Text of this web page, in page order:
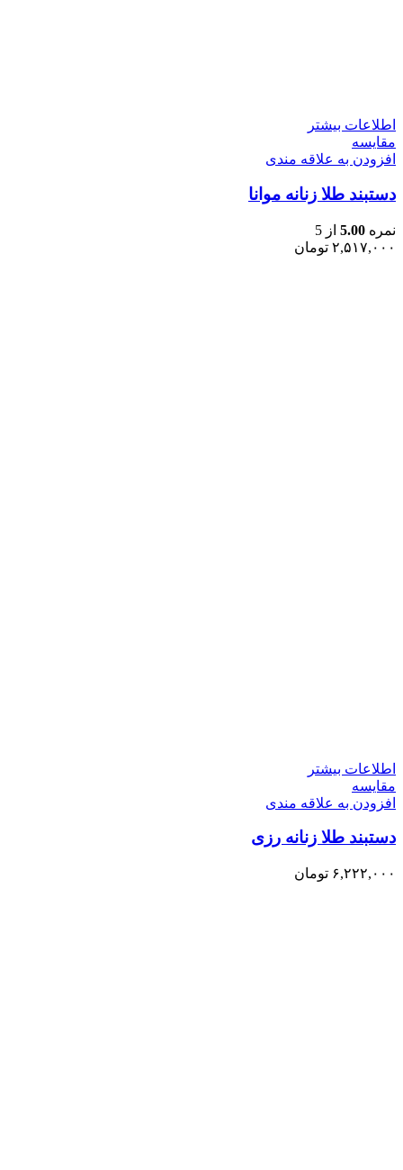
اطلاعات بیشتر
مقایسه
افزودن به علاقه مندی
دستبند طلا زنانه موانا
نمره 5.00 از 5
۲,۵۱۷,۰۰۰ تومان
اطلاعات بیشتر
مقایسه
افزودن به علاقه مندی
دستبند طلا زنانه رزی
۶,۲۲۲,۰۰۰ تومان